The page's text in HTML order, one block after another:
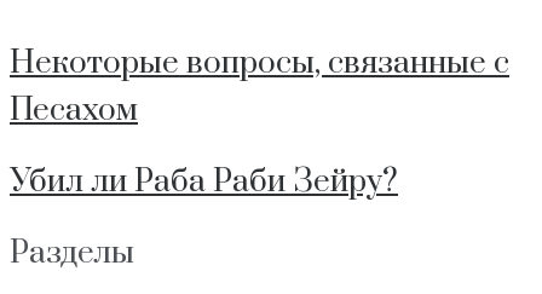
Некоторые вопросы, связанные с
Песахом
Убил ли Раба Раби Зейру?
Разделы